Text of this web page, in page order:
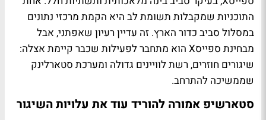
התוכניות שמקבלות תשומת לב היא הקמת מרכזי נתונים
במסלול סביב כדור הארץ. זה עדיין רעיון שאפתני, אבל
מבחינת ספייסX הוא מתחבר לפעילות שכבר קיימת אצלה:
שיגורים חוזרים, רשת לוויינים גדולה ומערכת סטארלינק
שממשיכה להתרחב.
סטארשיפ אמורה להוריד עוד את עלויות השיגור